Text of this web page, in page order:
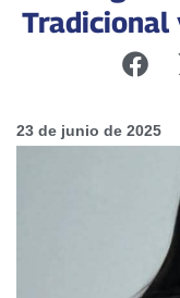
Tradicional
23 de junio de 2025